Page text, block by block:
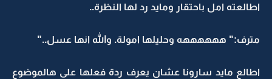
اطالعته امل باحتقار ومايد رد لها النظرة..
مترف:" ههههههه وحليلها امولة. والله انها عسل.."
اطالع مايد سارونا عشان يعرف ردة فعلها على هالموضوع